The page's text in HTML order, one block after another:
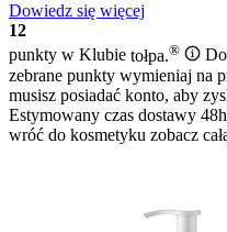
Dowiedz się więcej
12
punkty w Klubie tołpa.®
zebrane punkty wymieniaj na
musisz posiadać konto, aby
Estymowany czas dostawy
wróć do kosmetyku zobacz